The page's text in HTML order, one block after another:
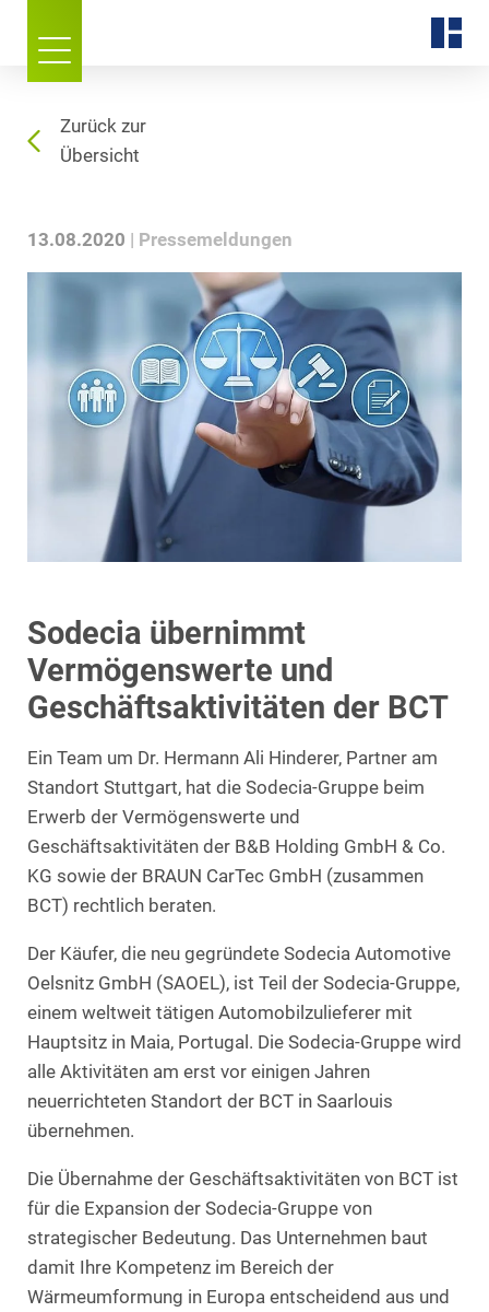
Zurück zur
Übersicht
13.08.2020 Pressemeldungen
Sodecia übernimmt
Vermögenswerte und
Geschäftsaktivitäten der BCT
Ein Team um Dr. Hermann Ali Hinderer, Partner am
Standort Stuttgart, hat die Sodecia-Gruppe beim
Erwerb der Vermögenswerte und
Geschäftsaktivitäten der B&B Holding GmbH & Co.
KG sowie der BRAUN CarTec GmbH (zusammen
BCT) rechtlich beraten.
Der Käufer, die neu gegründete Sodecia Automotive
Oelsnitz GmbH (SAOEL), ist Teil der Sodecia-Gruppe,
einem weltweit tätigen Automobilzulieferer mit
Hauptsitz in Maia, Portugal. Die Sodecia-Gruppe wird
alle Aktivitäten am erst vor einigen Jahren
neuerrichteten Standort der BCT in Saarlouis
übernehmen.
Die Übernahme der Geschäftsaktivitäten von BCT ist
für die Expansion der Sodecia-Gruppe von
strategischer Bedeutung. Das Unternehmen baut
damit Ihre Kompetenz im Bereich der
Wärmeumformung in Europa entscheidend aus und